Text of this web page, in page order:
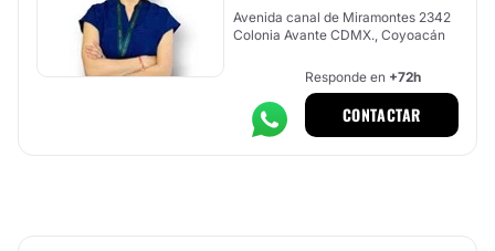
Avenida canal de Miramontes 2342
Colonia Avante CDMX., Coyoacán
Responde en +72h
CONTACTAR